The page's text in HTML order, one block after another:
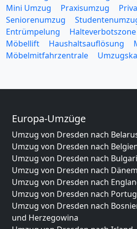
Mini Umzug
Praxisumzug
Seniorenumzug
Entrümpelung
Halteverbotszone
Möbellift
Haushaltsauflösung
Möbelmitfahrzentrale
Europa-Umzüge
Umzug von Dresden nach
Umzug von Dresden nach
Umzug von Dresden nach
Umzug von Dresden nach
Umzug von Dresden nach
Umzug von Dresden nach
Umzug von Dresden nach
und Herzegowina